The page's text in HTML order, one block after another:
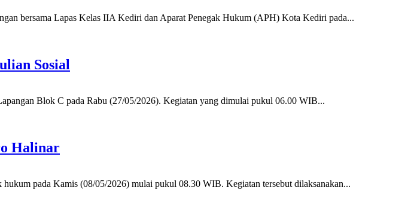
bersama Lapas Kelas IIA Kediri dan Aparat Penegak Hukum (APH) Kota Kediri pada...
Sosial
Blok C pada Rabu (27/05/2026). Kegiatan yang dimulai pukul 06.00 WIB...
Halinar
pada Kamis (08/05/2026) mulai pukul 08.30 WIB. Kegiatan tersebut dilaksanakan...